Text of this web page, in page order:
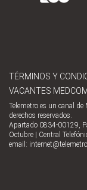
TÉRMINOS Y
VACANTES MEDCOM
Telemetro es un canal
derechos reservados.
Apartado 0834-00129,
Octubre | Central
email: